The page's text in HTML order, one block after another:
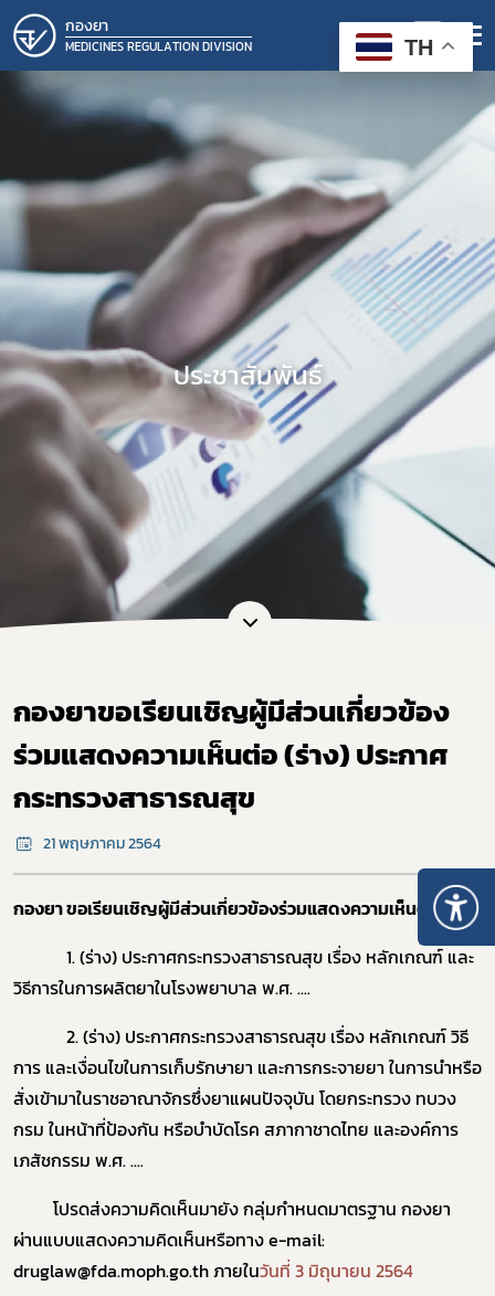
กองยา
MEDICINES REGULATION DIVISION
ประชาสัมพันธ์
กองยาขอเรียนเชิญผู้มีส่วนเกี่ยวข้อง
ร่วมแสดงความเห็นต่อ (ร่าง) ประกาศ
กระทรวงสาธารณสุข
21 พฤษภาคม 2564
กองยา ขอเรียนเชิญผู้มีส่วนเกี่ยวข้องร่วมแสดงความเห็นต่อ ดังนี้
1. (ร่าง) ประกาศกระทรวงสาธารณสุข เรื่อง หลักเกณฑ์ และ
วิธีการในการผลิตยาในโรงพยาบาล พ.ศ. ....
2. (ร่าง) ประกาศกระทรวงสาธารณสุข เรื่อง หลักเกณฑ์ วิธี
การ และเงื่อนไขในการเก็บรักษายา และการกระจายยา ในการนำหรือ
สั่งเข้ามาในราชอาณาจักรซึ่งยาแผนปัจจุบัน โดยกระทรวง ทบวง
กรม ในหน้าที่ป้องกัน หรือบำบัดโรค สภากาชาดไทย และองค์การ
เภสัชกรรม พ.ศ. ....
โปรดส่งความคิดเห็นมายัง กลุ่มกำหนดมาตรฐาน กองยา
ผ่านแบบแสดงความคิดเห็นหรือทาง e-mail:
druglaw@fda.moph.go.th ภายในวันที่ 3 มิถุนายน 2564
TH